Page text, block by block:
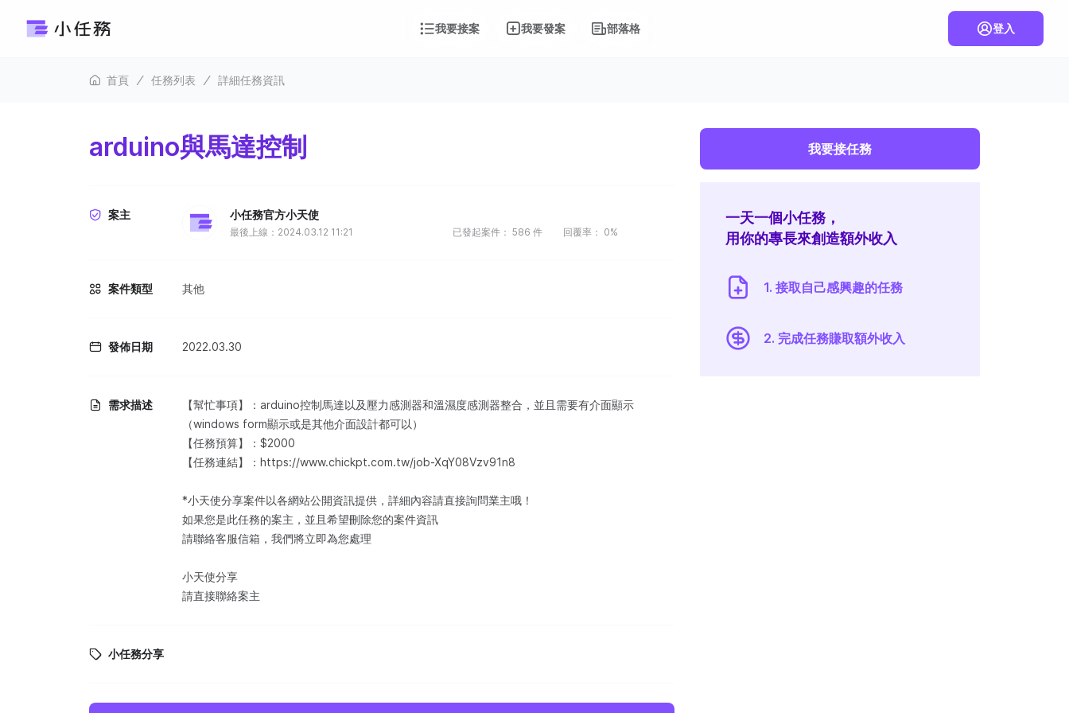
我要接案 我要發案 部落格 登入
首頁 任務列表 詳細任務資訊
arduino與馬達控制
案主 小任務官方小天使
最後上線：2024.03.12 11:21 已發起案件： 586 件 回覆率： 0%
案件類型 其他
發佈日期 2022.03.30
需求描述
【幫忙事項】：arduino控制馬達以及壓力感測器和溫濕度感測器整合，並且需要有介面顯示
（windows form顯示或是其他介面設計都可以）
【任務預算】：$2000
【任務連結】：https://www.chickpt.com.tw/job-XqY08Vzv91n8
*小天使分享案件以各網站公開資訊提供，詳細內容請直接詢問業主哦！
如果您是此任務的案主，並且希望刪除您的案件資訊
請聯絡客服信箱，我們將立即為您處理
小天使分享
請直接聯絡案主
小任務分享
我要接任務
一天一個小任務，
用你的專長來創造額外收入
1. 接取自己感興趣的任務
2. 完成任務賺取額外收入